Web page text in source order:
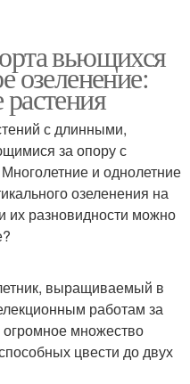
вьющихся
озеленение:
с длинными,
за опору с
и однолетние
озеленения на
их разновидности можно
выращиваемый в
работам за
множество
цвести до двух